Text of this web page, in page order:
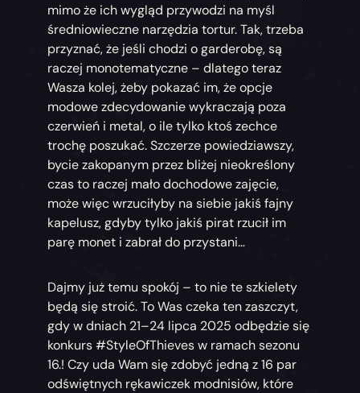
mimo że ich wygląd przywodzi na myśl
średniowieczne narzędzia tortur. Tak, trzeba
przyznać, że jeśli chodzi o garderobę, są
raczej monotematyczne – dlatego teraz
Wasza kolej, żeby pokazać im, że opcje
modowe zdecydowanie wykraczają poza
czerwień i metal, o ile tylko ktoś zechce
trochę poszukać. Szczerze powiedziawszy,
bycie zakopanym przez bliżej nieokreślony
czas to raczej mało dochodowe zajęcie,
może więc wrzuciłyby na siebie jakiś fajny
kapelusz, gdyby tylko jakiś pirat rzucił im
parę monet i zabrał do przystani…
Dajmy już temu spokój – to nie te szkielety
będą się stroić. To Was czeka ten zaszczyt,
gdy w dniach 21–24 lipca 2025 odbędzie się
konkurs #StyleOfThieves w ramach sezonu
16.! Czy uda Wam się zdobyć jedną z 16 par
odświętnych rękawiczek modnisiów, które